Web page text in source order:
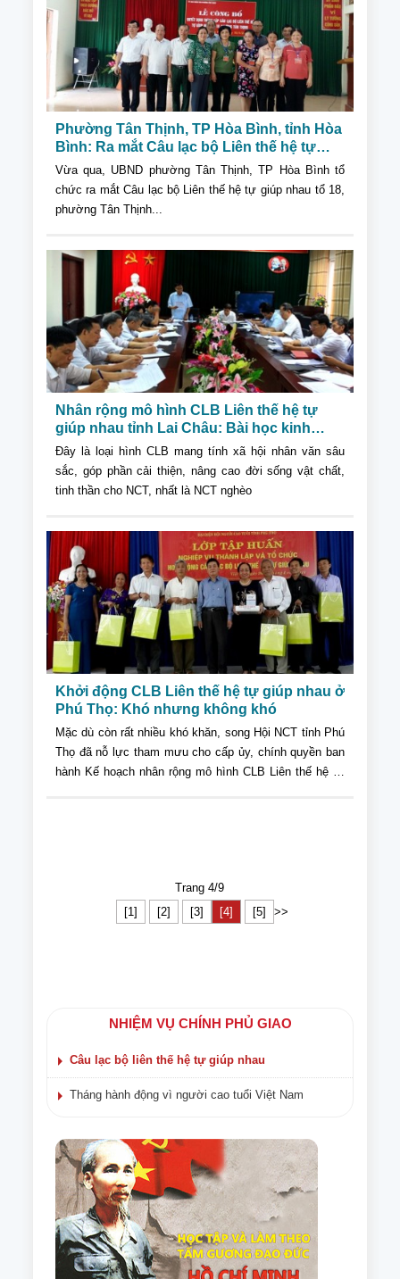
Phường Tân Thịnh, TP Hòa Bình, tỉnh Hòa
Bình: Ra mắt Câu lạc bộ Liên thế hệ tự
giúp nhau
Vừa qua, UBND phường Tân Thịnh, TP Hòa Bình tổ
chức ra mắt Câu lạc bộ Liên thế hệ tự giúp nhau tổ 18,
phường Tân Thịnh...
Nhân rộng mô hình CLB Liên thế hệ tự
giúp nhau tỉnh Lai Châu: Bài học kinh
nghiệm từ thực tiễn
Đây là loại hình CLB mang tính xã hội nhân văn sâu
sắc, góp phần cải thiện, nâng cao đời sống vật chất,
tinh thần cho NCT, nhất là NCT nghèo
Khởi động CLB Liên thế hệ tự giúp nhau ở
Phú Thọ: Khó nhưng không khó
Mặc dù còn rất nhiều khó khăn, song Hội NCT tỉnh Phú
Thọ đã nỗ lực tham mưu cho cấp ủy, chính quyền ban
hành Kế hoạch nhân rộng mô hình CLB Liên thế hệ tự
Trang 4/9
[1]
[2] [3] [4] [5] >>
NHIỆM VỤ CHÍNH PHỦ GIAO
Câu lạc bộ liên thế hệ tự giúp nhau
Tháng hành động vì người cao tuổi Việt Nam